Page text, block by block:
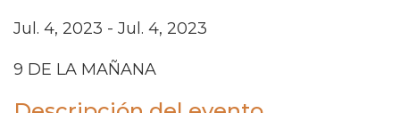
Jul. 4, 2023 - Jul. 4, 2023
9 DE LA MAÑANA